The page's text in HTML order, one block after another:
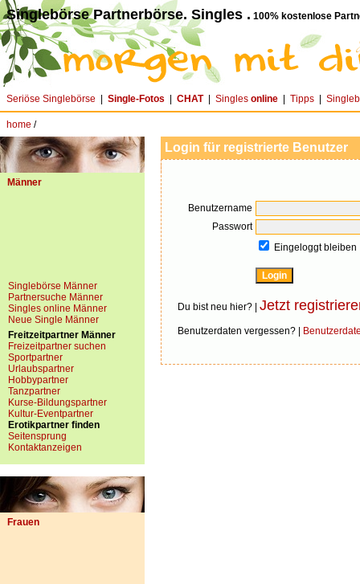
Singlebörse Partnerbörse. Singles . 100% kostenlose
Seriöse Singlebörse Single-Fotos CHAT| Singles online Tipps
home /
Männer
Singlebörse Männer
Partnersuche Männer
Singles online Männer
Neue Single Männer
Freitzeitpartner Männer
Freizeitpartner suchen
Sportpartner
Urlaubspartner
Hobbypartner
Tanzpartner
Kurse-Bildungspartner
Kultur-Eventpartner
Erotikpartner finden
Seitensprung
Kontaktanzeigen
Frauen
Login für registrierte Benutzer
Benutzername
Passwort
Eingeloggt bleiben
Du bist neu hier? | Jetzt
Benutzerdaten vergessen? |